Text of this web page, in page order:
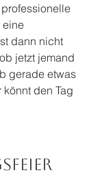
eine
dann nicht
jetzt jemand
gerade etwas
den Tag